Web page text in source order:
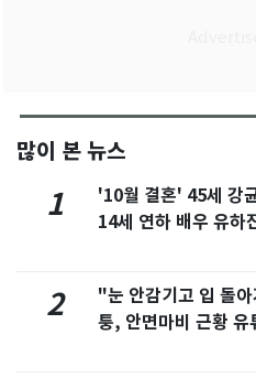
많이 본 뉴스
1
'10월 결혼' 45세 강
14세 연하 배우 유하
2
"눈 안감기고 입 돌
퉁, 안면마비 근황 유